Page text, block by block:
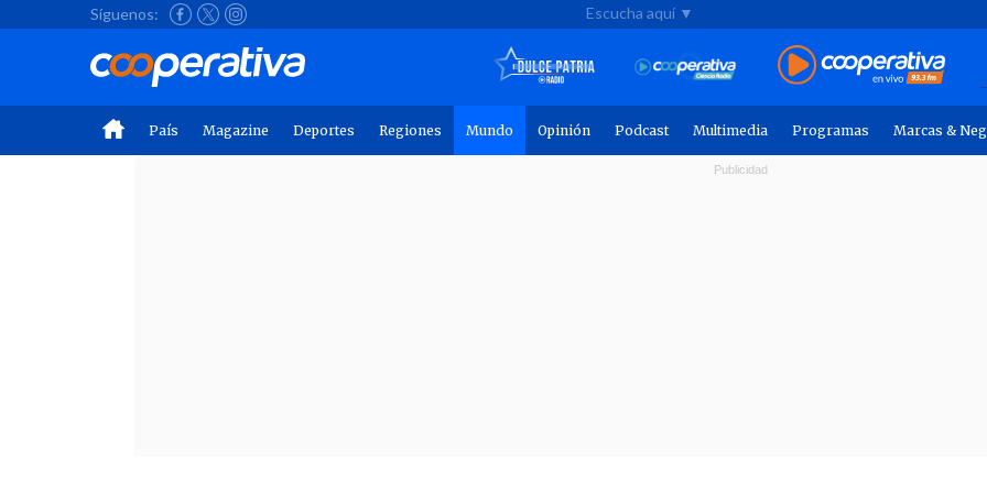
Síguenos: Escucha aquí ▼
País Magazine Deportes Regiones Mundo Opinión Podcast Multimedia Programas Marcas &